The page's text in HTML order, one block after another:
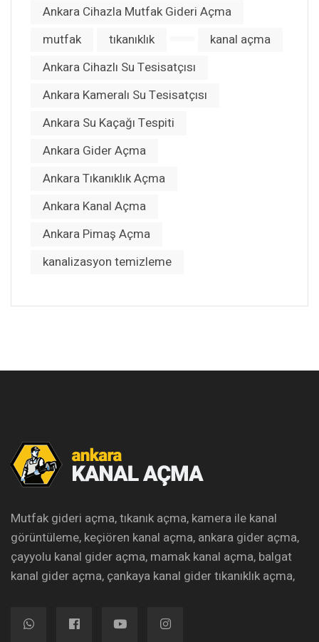
Ankara Cihazla Mutfak Gideri Açma
mutfak
tıkanıklık
kanal açma
Ankara Cihazlı Su Tesisatçısı
Ankara Kameralı Su Tesisatçısı
Ankara Su Kaçağı Tespiti
Ankara Gider Açma
Ankara Tıkanıklık Açma
Ankara Kanal Açma
Ankara Pimaş Açma
kanalizasyon temizleme
Mutfak gideri açma, tıkanık açma, kamera ile kanal
görüntüleme, keçiören kanal açma, ankara gider açma,
çayyolu kanal gider açma, mamak kanal açma, balgat
kanal gider açma, çankaya kanal gider tıkanıklık açma,